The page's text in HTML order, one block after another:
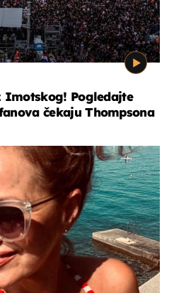
Pogledajte
čekaju Thompsona